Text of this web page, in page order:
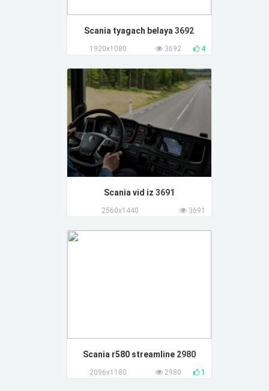
Scania tyagach belaya 3692
1920x1080 4
3692
Scania vid iz 3691
2560x1440 3691
Scania r580 streamline 2980
2096x1180 1
2980